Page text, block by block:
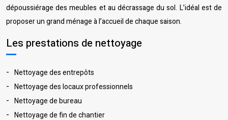
dépoussiérage des meubles et au décrassage du sol. L’idéal est de
proposer un grand ménage à l’accueil de chaque saison.
Les prestations de nettoyage
Nettoyage des entrepôts
Nettoyage des locaux professionnels
Nettoyage de bureau
Nettoyage de fin de chantier